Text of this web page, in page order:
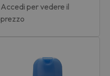
Accedi per vedere il
prezzo